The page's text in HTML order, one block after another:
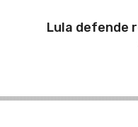
Lula defende